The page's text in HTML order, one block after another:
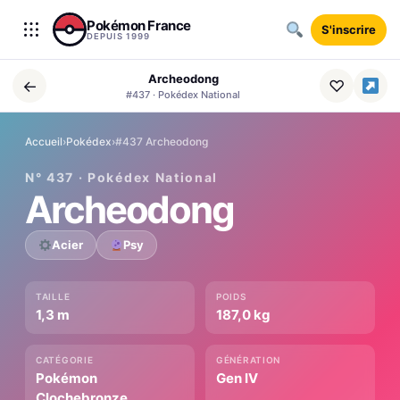
Aller au contenu
Pokémon France
DEPUIS 1999 S'inscrire
← Archeodong
#437 · Pokédex National ♡
Accueil›Pokédex›#437 Archeodong
N° 437 · Pokédex National
Archeodong
Acier Psy
TAILLE
1,3 m
POIDS
187,0 kg
CATÉGORIE
Pokémon
GÉNÉRATION
Gen IV